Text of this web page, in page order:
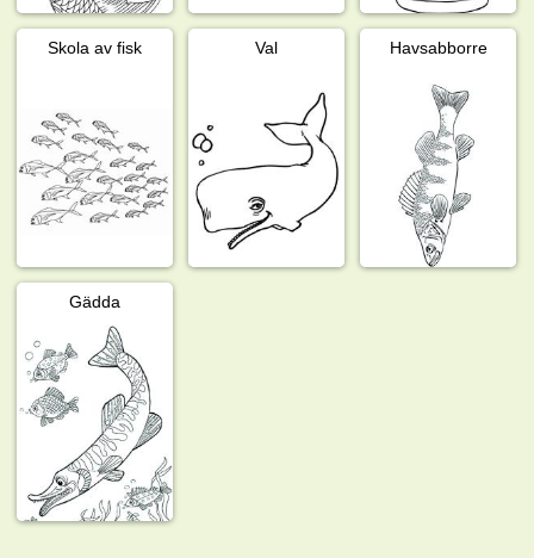
Skola av fisk Val Havsabborre
Gädda